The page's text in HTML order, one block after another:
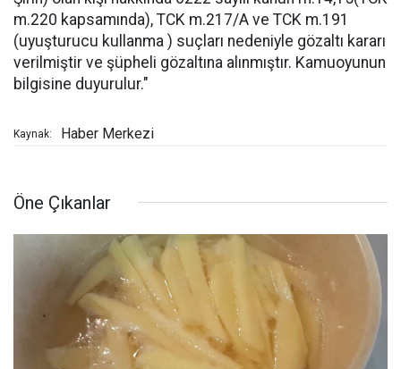
m.220 kapsamında), TCK m.217/A ve TCK m.191
(uyuşturucu kullanma ) suçları nedeniyle gözaltı kararı
verilmiştir ve şüpheli gözaltına alınmıştır. Kamuoyunun
bilgisine duyurulur."
Kaynak: Haber Merkezi
Öne Çıkanlar